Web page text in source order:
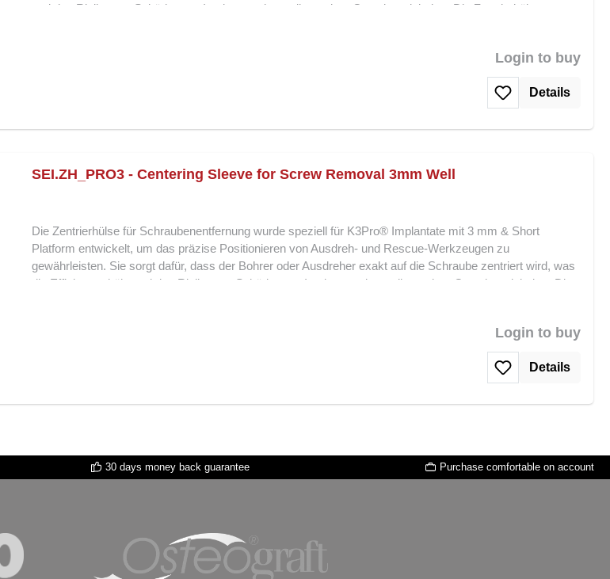
und das Risiko von Schäden am Implantat oder umliegendem Gewebe minimiert. Die Zentrierhülse
unverzichtbares Hilfsmittel für Notfallsituationen, in denen präzises Arbeiten gefordert ist. Merkmale und
Vorteile: Speziell für K3Pro® 2 mm Platform Präzise Zentrierung von Ausdreh- und Rescue-Werkzeugen
Stabile Führung für sichere Schraubenentfernung Minimiert Risiko von Implantat- oder Gewebeschäden
Ideal für tief liegende oder abgebrochene Schrauben Robuste und langlebige Verarbeitung für
zuverlässigen Einsatz Die Zentrierhülse für Schraubenentfernung 2 mm Schacht bietet maximale
Login to buy
Details
SEI.ZH_PRO3 - Centering Sleeve for Screw Removal 3mm Well
Die Zentrierhülse für Schraubenentfernung wurde speziell für K3Pro® Implantate mit 3 mm & Short
Platform entwickelt, um das präzise Positionieren von Ausdreh- und Rescue-Werkzeugen zu
gewährleisten. Sie sorgt dafür, dass der Bohrer oder Ausdreher exakt auf die Schraube zentriert wird, was
die Effizienz erhöht und das Risiko von Schäden am Implantat oder umliegendem Gewebe minimiert. Die
unverzichtbares Hilfsmittel für Notfallsituationen, in denen präzises Arbeiten gefordert ist. Merkmale und
Vorteile: Speziell für K3Pro® 3 mm & Short Platform Präzise Zentrierung von Ausdreh- und Rescue-
Werkzeugen Stabile Führung für sichere Schraubenentfernung Minimiert Risiko von Implantat- oder
Gewebeschäden Ideal für tief liegende oder abgebrochene Schrauben Robuste und langlebige
Verarbeitung für zuverlässigen Einsatz Die Zentrierhülse für Schraubenentfernung 3 mm & Short Schacht
Login to buy
Details
30 days money back guarantee Purchase comfortable on account